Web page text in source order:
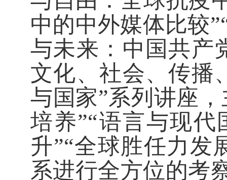
中的中外媒体比较
与未来：中国共产
文化、社会、传播
与国家”系列讲座 ，
培养”“语言与现代
升”“全球胜任力发
系进行全方位的考